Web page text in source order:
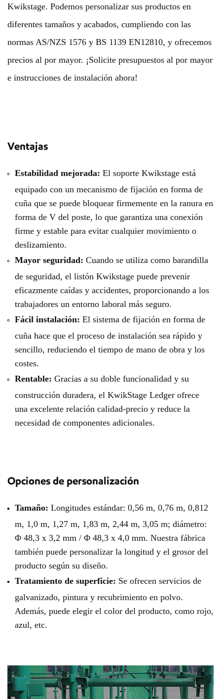
Kwikstage. Podemos personalizar sus productos en
diferentes tamaños y acabados, cumpliendo con las
normas AS/NZS 1576 y BS 1139 EN12810, y ofrecemos
precios al por mayor. ¡Solicite presupuestos al por mayor
e instrucciones de instalación ahora!
Ventajas
Estabilidad mejorada: El soporte Kwikstage está
equipado con un mecanismo de fijación en forma de
cuña que se puede bloquear firmemente en la ranura en
forma de V del poste, lo que garantiza una conexión
firme y estable para evitar cualquier movimiento o
deslizamiento.
Mayor seguridad: Cuando se utiliza como barandilla
de seguridad, el listón Kwikstage puede prevenir
eficazmente caídas y accidentes, proporcionando a los
trabajadores un entorno laboral más seguro.
Fácil instalación: El sistema de fijación en forma de
cuña hace que el proceso de instalación sea rápido y
sencillo, reduciendo el tiempo de mano de obra y los
costes.
Rentable: Gracias a su doble funcionalidad y su
construcción duradera, el KwikStage Ledger ofrece
una excelente relación calidad-precio y reduce la
necesidad de componentes adicionales.
Opciones de personalización
Tamaño: Longitudes estándar: 0,56 m, 0,76 m, 0,812
m, 1,0 m, 1,27 m, 1,83 m, 2,44 m, 3,05 m; diámetro:
Φ 48,3 x 3,2 mm / Φ 48,3 x 4,0 mm. Nuestra fábrica
también puede personalizar la longitud y el grosor del
producto según su diseño.
Tratamiento de superficie: Se ofrecen servicios de
galvanizado, pintura y recubrimiento en polvo.
Además, puede elegir el color del producto, como rojo,
azul, etc.